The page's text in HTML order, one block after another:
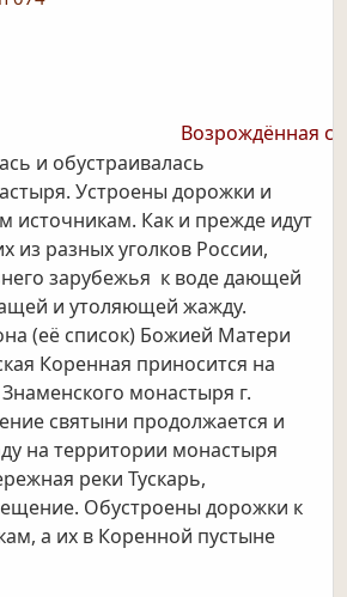
Возрождённая
и обустраивалась
Устроены дорожки и
источникам. Как и прежде идут
из разных уголков России,
зарубежья к воде дающей
и утоляющей жажду.
(её список) Божией Матери
Коренная приносится на
монастыря г.
святыни продолжается и
на территории монастыря
реки Тускарь,
Обустроены дорожки к
а их в Коренной пустыне